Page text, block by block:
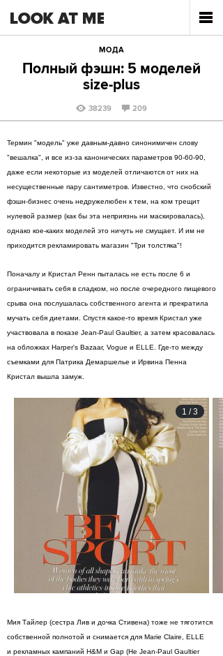
МОДА
Полный фэшн: 5 моделей
size-plus
38239 209
Термин "модель" уже давным-давно синонимичен слову
"вешалка", и все из-за канонических параметров 90-60-90,
даже если некоторые из моделей отличаются от них на
несущественные пару сантиметров. Известно, что снобский
фэшн-бизнес очень недружелюбен к тем, на ком трещит
нулевой размер (как бы эта неприязнь ни маскировалась),
однако кое-каких моделей это ничуть не смущает. И им не
приходится рекламировать магазин "Три толстяка"!
Поначалу и Кристал Ренн пыталась не есть после 6 и
ограничивать себя в сладком, но после очередного пищевого
срыва она послушалась собственного агента и прекратила
мучать себя диетами. Спустя какое-то время Кристал уже
участвовала в показе Jean-Paul Gaultier, а затем красовалась
на обложках Harper's Bazaar, Vogue и ELLЕ. Где-то между
съемками для Патрика Демаршелье и Ирвина Пенна
Кристал вышла замуж.
1 /3
Мия Тайлер (сестра Лив и дочка Стивена) тоже не тяготится
собственной полнотой и снимается для Marie Claire, ELLЕ
и рекламных кампаний H&M и Gap (Не Jean-Paul Gaultier